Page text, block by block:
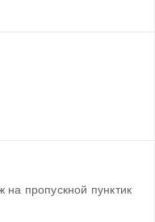
пропускной пунктик